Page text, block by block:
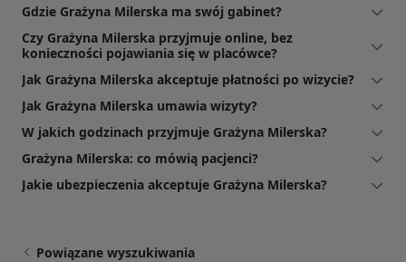
Gdzie Grażyna Milerska ma swój gabinet?
Czy Grażyna Milerska przyjmuje online, bez
konieczności pojawiania się w placówce?
Jak Grażyna Milerska akceptuje płatności po wizycie?
Jak Grażyna Milerska umawia wizyty?
W jakich godzinach przyjmuje Grażyna Milerska?
Grażyna Milerska: co mówią pacjenci?
Jakie ubezpieczenia akceptuje Grażyna Milerska?
Powiązane wyszukiwania